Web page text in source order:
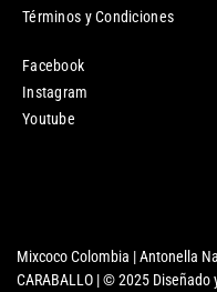
Términos y Condiciones
Facebook
Instagram
Youtube
Mixcoco Colombia | Antonella
CARABALLO | © 2025